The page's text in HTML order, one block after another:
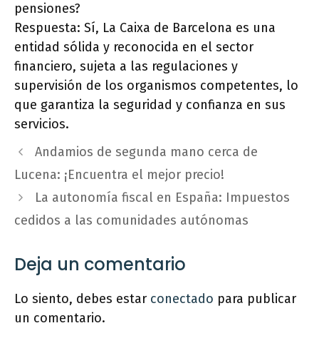
pensiones?
Respuesta: Sí, La Caixa de Barcelona es una
entidad sólida y reconocida en el sector
financiero, sujeta a las regulaciones y
supervisión de los organismos competentes, lo
que garantiza la seguridad y confianza en sus
servicios.
Andamios de segunda mano cerca de
Lucena: ¡Encuentra el mejor precio!
La autonomía fiscal en España: Impuestos
cedidos a las comunidades autónomas
Deja un comentario
Lo siento, debes estar conectado para publicar
un comentario.